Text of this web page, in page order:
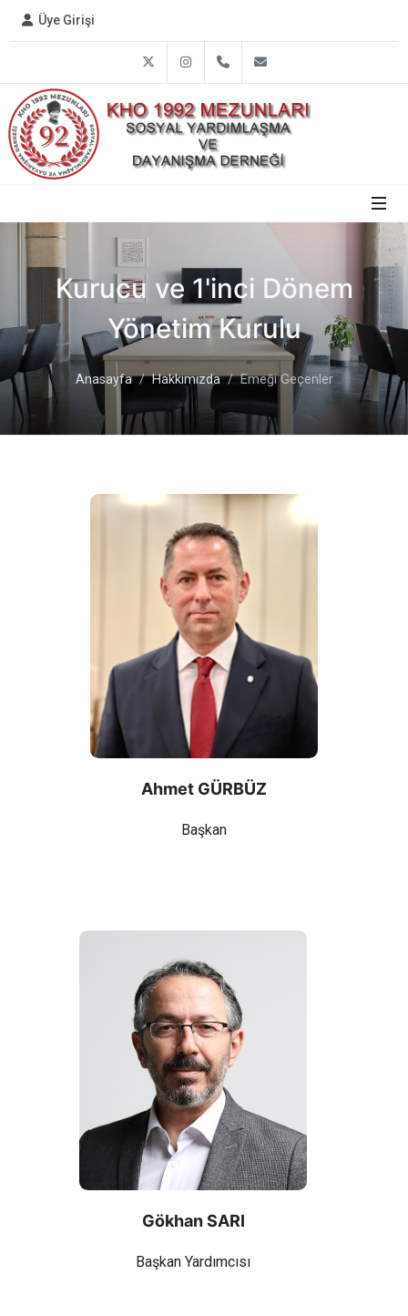
Üye Girişi
Twitter Instagram0312 809 1792
Kurucu ve 1'inci Dönem
Yönetim Kurulu
Anasayfa Hakkımızda Emeği Geçenler
Ahmet GÜRBÜZ
Başkan
Gökhan SARI
Başkan Yardımcısı